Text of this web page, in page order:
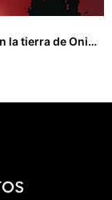
Jennifer en la tierra de Oniris